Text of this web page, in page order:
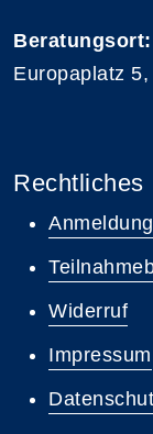
Beratungsort:
Europaplatz
Rechtliches
Anmeldung
Widerruf
Impressum